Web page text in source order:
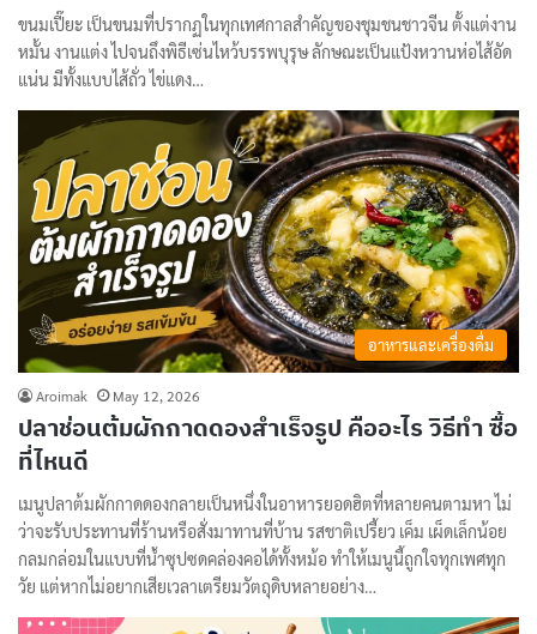
ขนมเปี๊ยะ เป็นขนมที่ปรากฏในทุกเทศกาลสำคัญของชุมชนชาวจีน ตั้งแต่งาน
หมั้น งานแต่ง ไปจนถึงพิธีเซ่นไหว้บรรพบุรุษ ลักษณะเป็นแป้งหวานห่อไส้อัด
แน่น มีทั้งแบบไส้ถั่ว ไข่แดง…
อาหารและเครื่องดื่ม
Aroimak May 12, 2026
ปลาช่อนต้มผักกาดดองสำเร็จรูป คืออะไร วิธีทำ ซื้อ
ที่ไหนดี
เมนูปลาต้มผักกาดดองกลายเป็นหนึ่งในอาหารยอดฮิตที่หลายคนตามหา ไม่
ว่าจะรับประทานที่ร้านหรือสั่งมาทานที่บ้าน รสชาติเปรี้ยว เค็ม เผ็ดเล็กน้อย
กลมกล่อมในแบบที่น้ำซุปซดคล่องคอได้ทั้งหม้อ ทำให้เมนูนี้ถูกใจทุกเพศทุก
วัย แต่หากไม่อยากเสียเวลาเตรียมวัตถุดิบหลายอย่าง…